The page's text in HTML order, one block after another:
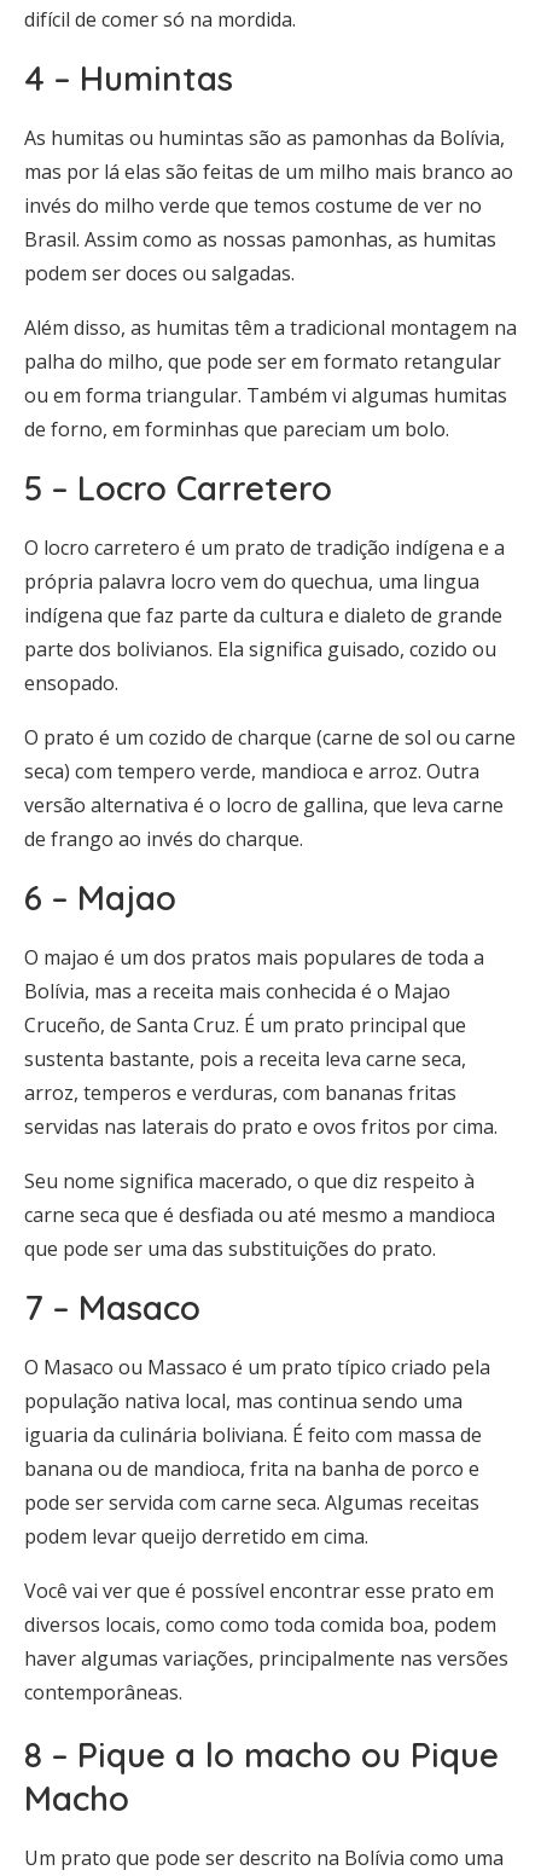
difícil de comer só na mordida.
4 – Humintas
As humitas ou humintas são as pamonhas da Bolívia,
mas por lá elas são feitas de um milho mais branco ao
invés do milho verde que temos costume de ver no
Brasil. Assim como as nossas pamonhas, as humitas
podem ser doces ou salgadas.
Além disso, as humitas têm a tradicional montagem na
palha do milho, que pode ser em formato retangular
ou em forma triangular. Também vi algumas humitas
de forno, em forminhas que pareciam um bolo.
5 – Locro Carretero
O locro carretero é um prato de tradição indígena e a
própria palavra locro vem do quechua, uma lingua
indígena que faz parte da cultura e dialeto de grande
parte dos bolivianos. Ela significa guisado, cozido ou
ensopado.
O prato é um cozido de charque (carne de sol ou carne
seca) com tempero verde, mandioca e arroz. Outra
versão alternativa é o locro de gallina, que leva carne
de frango ao invés do charque.
6 – Majao
O majao é um dos pratos mais populares de toda a
Bolívia, mas a receita mais conhecida é o Majao
Cruceño, de Santa Cruz. É um prato principal que
sustenta bastante, pois a receita leva carne seca,
arroz, temperos e verduras, com bananas fritas
servidas nas laterais do prato e ovos fritos por cima.
Seu nome significa macerado, o que diz respeito à
carne seca que é desfiada ou até mesmo a mandioca
que pode ser uma das substituições do prato.
7 – Masaco
O Masaco ou Massaco é um prato típico criado pela
população nativa local, mas continua sendo uma
iguaria da culinária boliviana. É feito com massa de
banana ou de mandioca, frita na banha de porco e
pode ser servida com carne seca. Algumas receitas
podem levar queijo derretido em cima.
Você vai ver que é possível encontrar esse prato em
diversos locais, como como toda comida boa, podem
haver algumas variações, principalmente nas versões
contemporâneas.
8 – Pique a lo macho ou Pique
Macho
Um prato que pode ser descrito na Bolívia como uma